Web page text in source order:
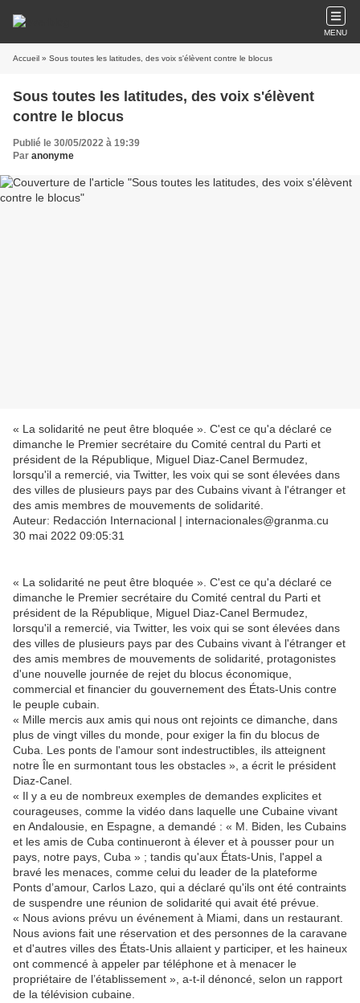
MENU
Accueil » Sous toutes les latitudes, des voix s'élèvent contre le blocus
Sous toutes les latitudes, des voix s'élèvent
contre le blocus
Publié le 30/05/2022 à 19:39
Par anonyme
« La solidarité ne peut être bloquée ». C'est ce qu'a déclaré ce
dimanche le Premier secrétaire du Comité central du Parti et
président de la République, Miguel Diaz-Canel Bermudez,
lorsqu'il a remercié, via Twitter, les voix qui se sont élevées dans
des villes de plusieurs pays par des Cubains vivant à l'étranger et
des amis membres de mouvements de solidarité.
Auteur: Redacción Internacional | internacionales@granma.cu
30 mai 2022 09:05:31
« La solidarité ne peut être bloquée ». C'est ce qu'a déclaré ce
dimanche le Premier secrétaire du Comité central du Parti et
président de la République, Miguel Diaz-Canel Bermudez,
lorsqu'il a remercié, via Twitter, les voix qui se sont élevées dans
des villes de plusieurs pays par des Cubains vivant à l'étranger et
des amis membres de mouvements de solidarité, protagonistes
d'une nouvelle journée de rejet du blocus économique,
commercial et financier du gouvernement des États-Unis contre
le peuple cubain.
« Mille mercis aux amis qui nous ont rejoints ce dimanche, dans
plus de vingt villes du monde, pour exiger la fin du blocus de
Cuba. Les ponts de l'amour sont indestructibles, ils atteignent
notre Île en surmontant tous les obstacles », a écrit le président
Diaz-Canel.
« Il y a eu de nombreux exemples de demandes explicites et
courageuses, comme la vidéo dans laquelle une Cubaine vivant
en Andalousie, en Espagne, a demandé : « M. Biden, les Cubains
et les amis de Cuba continueront à élever et à pousser pour un
pays, notre pays, Cuba » ; tandis qu'aux États-Unis, l'appel a
bravé les menaces, comme celui du leader de la plateforme
Ponts d’amour, Carlos Lazo, qui a déclaré qu'ils ont été contraints
de suspendre une réunion de solidarité qui avait été prévue.
« Nous avions prévu un événement à Miami, dans un restaurant.
Nous avions fait une réservation et des personnes de la caravane
et d'autres villes des États-Unis allaient y participer, et les haineux
ont commencé à appeler par téléphone et à menacer le
propriétaire de l’établissement », a-t-il dénoncé, selon un rapport
de la télévision cubaine.